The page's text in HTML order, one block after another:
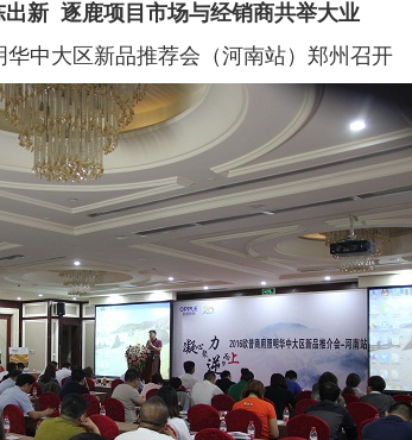
出新 逐鹿项目市场与经销商共举大业
华中大区新品推荐会（河南站）郑州召开